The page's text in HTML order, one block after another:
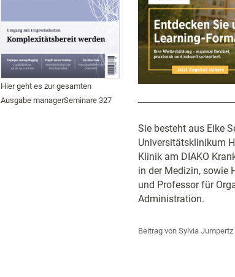
Hier geht es zur gesamten
Ausgabe managerSeminare 327
Sie besteht aus Eike
Universitätsklinikum
Klinik am DIAKO
in der Medizin, sowie
und Professor für
Administration.
Beitrag von Sylvia Jumpertz